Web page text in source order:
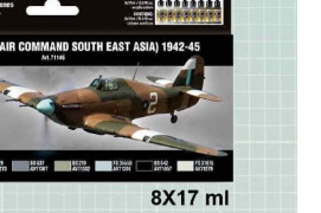
ניגודיות כהה
הוסף קו תחתון לקישורים
סמן קישורים
לאפס
את
cached